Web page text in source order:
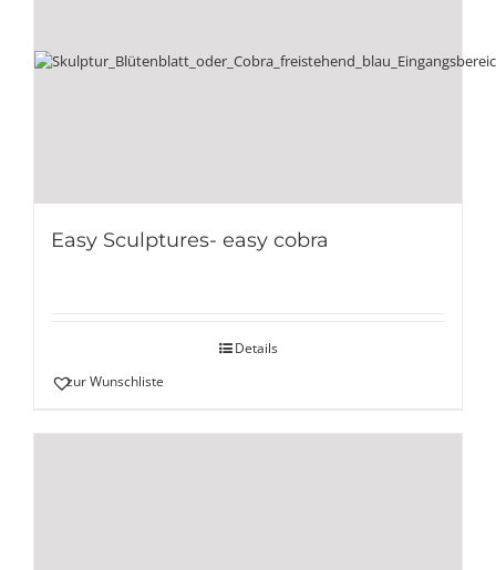
Easy Sculptures- easy cobra
Details
zur Wunschliste